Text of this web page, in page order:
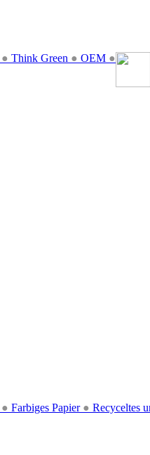
● Think Green ● OEM ●
● Farbiges Papier ● Recyceltes